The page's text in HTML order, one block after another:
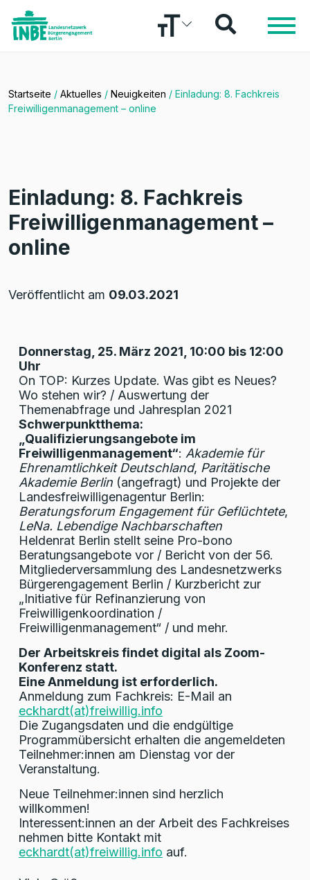
Startseite / Aktuelles / Neuigkeiten / Einladung: 8. Fachkreis
Freiwilligenmanagement – online
Einladung: 8. Fachkreis
Freiwilligenmanagement –
online
Veröffentlicht am 09.03.2021
Donnerstag, 25. März 2021, 10:00 bis 12:00
Uhr
On TOP: Kurzes Update. Was gibt es Neues?
Wo stehen wir? / Auswertung der
Themenabfrage und Jahresplan 2021
Schwerpunktthema:
„Qualifizierungsangebote im
Freiwilligenmanagement“: Akademie für
Ehrenamtlichkeit Deutschland, Paritätische
Akademie Berlin (angefragt) und Projekte der
Landesfreiwilligenagentur Berlin:
Beratungsforum Engagement für Geflüchtete,
LeNa. Lebendige Nachbarschaften
Heldenrat Berlin stellt seine Pro-bono
Beratungsangebote vor / Bericht von der 56.
Mitgliederversammlung des Landesnetzwerks
Bürgerengagement Berlin / Kurzbericht zur
„Initiative für Refinanzierung von
Freiwilligenkoordination /
Freiwilligenmanagement“ / und mehr.
Der Arbeitskreis findet digital als Zoom-
Konferenz statt.
Eine Anmeldung ist erforderlich.
Anmeldung zum Fachkreis: E-Mail an
eckhardt(at)freiwillig.info
Die Zugangsdaten und die endgültige
Programmübersicht erhalten die angemeldeten
Teilnehmer:innen am Dienstag vor der
Veranstaltung.
Neue Teilnehmer:innen sind herzlich
willkommen!
Interessent:innen an der Arbeit des Fachkreises
nehmen bitte Kontakt mit
eckhardt(at)freiwillig.info auf.